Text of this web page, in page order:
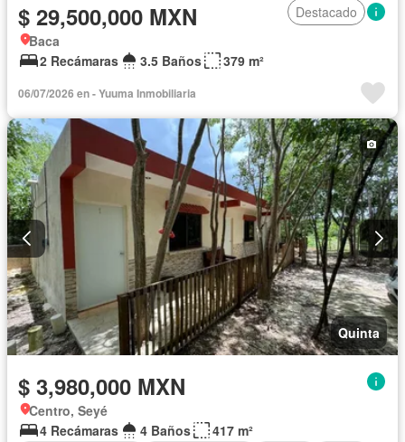
$ 29,500,000 MXN
Destacado
Baca
2 Recámaras
3.5 Baños 379 m²
06/07/2026 en - Yuuma Inmobiliaria
Quinta
$ 3,980,000 MXN
Centro, Seyé
4 Recámaras
4 Baños
417 m²